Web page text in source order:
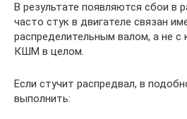
В результате появляются сбои в
часто стук в двигателе связан
распределительным валом, а не
КШМ в целом.
Если стучит распредвал, в
выполнить: